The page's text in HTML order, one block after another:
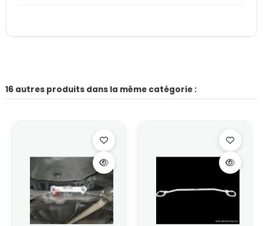
16 autres produits dans la même catégorie :